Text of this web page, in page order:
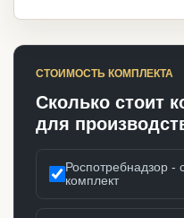
СТОИМОСТЬ КОМПЛЕКТА
Сколько стоит
для
Роспотребнадзор -
комплект